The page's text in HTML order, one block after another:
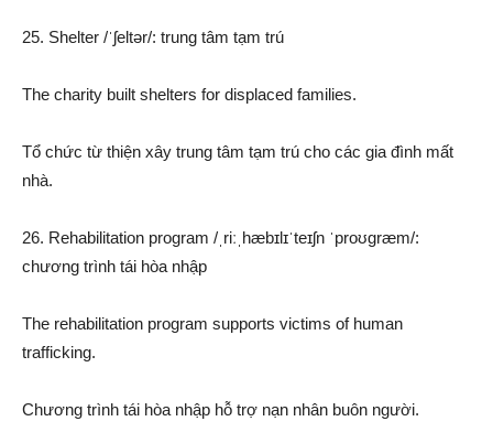
25. Shelter /ˈʃeltər/: trung tâm tạm trú
The charity built shelters for displaced families.
Tổ chức từ thiện xây trung tâm tạm trú cho các gia đình mất
nhà.
26. Rehabilitation program /ˌriːˌhæbɪlɪˈteɪʃn ˈproʊɡræm/:
chương trình tái hòa nhập
The rehabilitation program supports victims of human
trafficking.
Chương trình tái hòa nhập hỗ trợ nạn nhân buôn người.